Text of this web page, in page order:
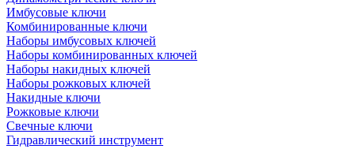
Имбусовые ключи
Комбинированные ключи
Наборы имбусовых ключей
Наборы комбинированных ключей
Наборы накидных ключей
Наборы рожковых ключей
Накидные ключи
Рожковые ключи
Свечные ключи
Гидравлический инструмент